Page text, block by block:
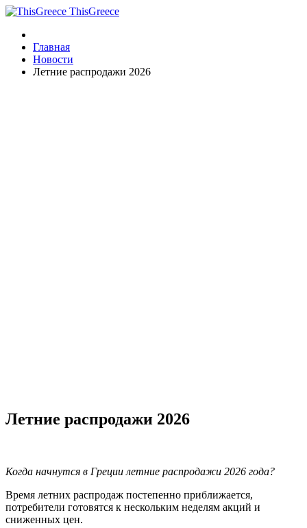
ThisGreece
Главная
Новости
Летние распродажи 2026
Летние распродажи 2026
Когда начнутся в Греции летние распродажи 2026 года?
Время летних распродаж постепенно приближается,
потребители готовятся к нескольким неделям акций и
сниженных цен.